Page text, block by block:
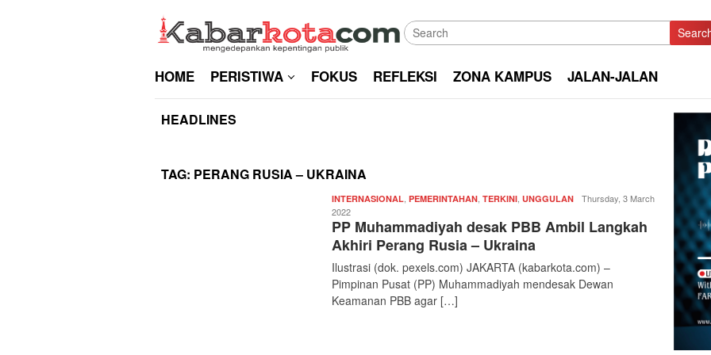
HOME PERISTIWA FOKUS REFLEKSI ZONA KAMPUS JALAN-JALAN
HEADLINES
TAG: PERANG RUSIA – UKRAINA
INTERNASIONAL PEMERINTAHAN TERKINI UNGGULAN Redaksi
kabarkota
Thursday, 3 March
2022
PP Muhammadiyah desak PBB Ambil Langkah
Akhiri Perang Rusia – Ukraina
Ilustrasi (dok. pexels.com) JAKARTA (kabarkota.com) –
Pimpinan Pusat (PP) Muhammadiyah mendesak Dewan
Keamanan PBB agar […]